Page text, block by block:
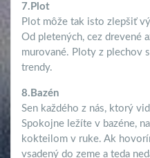
7.Plot
Plot môže tak isto zlepšiť
Od pletených, cez drevené
murované. Ploty z plechov
trendy.
8.Bazén
Sen každého z nás, ktorý
Spokojne ležíte v bazéne,
kokteilom v ruke. Ak
vsadený do zeme a teda